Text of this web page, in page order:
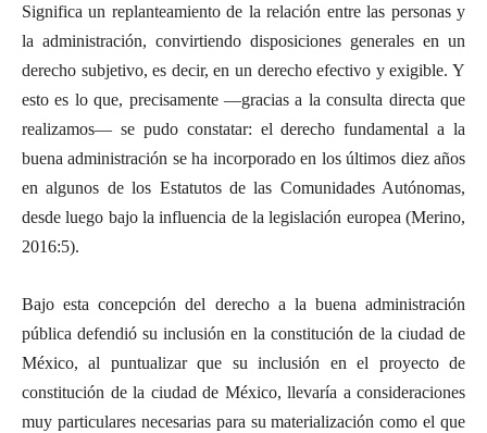
Significa un replanteamiento de la relación entre las personas y
la administración, convirtiendo disposiciones generales en un
derecho subjetivo, es decir, en un derecho efectivo y exigible. Y
esto es lo que, precisamente —gracias a la consulta directa que
realizamos— se pudo constatar: el derecho fundamental a la
buena administración se ha incorporado en los últimos diez años
en algunos de los Estatutos de las Comunidades Autónomas,
desde luego bajo la influencia de la legislación europea (Merino,
2016:5).
Bajo esta concepción del derecho a la buena administración
pública defendió su inclusión en la constitución de la ciudad de
México, al puntualizar que su inclusión en el proyecto de
constitución de la ciudad de México, llevaría a consideraciones
muy particulares necesarias para su materialización como el que